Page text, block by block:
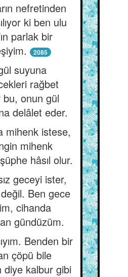
nefretinden
ki ben ulu
parlak bir
2085
suyuna
rağbet
onun gül
delâlet eder.
mihenk istese,
mihenk
hâsıl olur.
geceyi ister,
Ben gece
cihanda
gündüzüm.
Benden bir
çöpü bile
diye kalbur gibi